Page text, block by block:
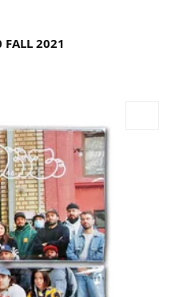
FALL 2021